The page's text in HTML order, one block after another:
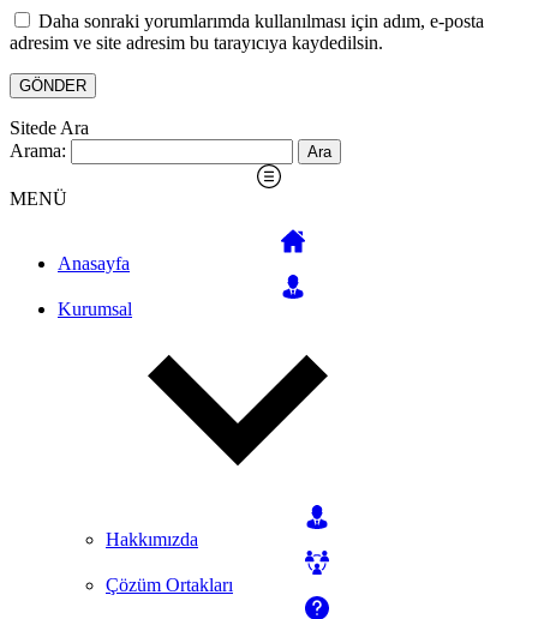
Daha sonraki yorumlarımda kullanılması için adım, e-posta
adresim ve site adresim bu tarayıcıya kaydedilsin.
Sitede Ara
Arama:
MENÜ
Anasayfa
Kurumsal
Hakkımızda
Çözüm Ortakları